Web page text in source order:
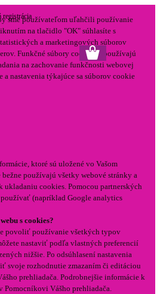
sme používateľom uľahčili používanie
na tlačidlo "OK" súhlasíte s
a marketingových súborov
Funkčné súbory cookie sa používajú
na zachovanie funkčnosti webovej
nastavenia týkajúce sa súborov cookie
ktoré sú uložené vo Vašom
používajú všetky webové stránky a
ukladaniu cookies. Pomocou partnerských
(napríklad Google analytics
s cookies?
povoliť používanie všetkých typov
nastaviť podľa vlastných preferencií
nižšie. Po odsúhlasení nastavenia
svoje rozhodnutie zmazaním či editáciou
prehliadača. Podrobnejšie informácie k
Pomocníkovi Vášho prehliadača.
registrácia